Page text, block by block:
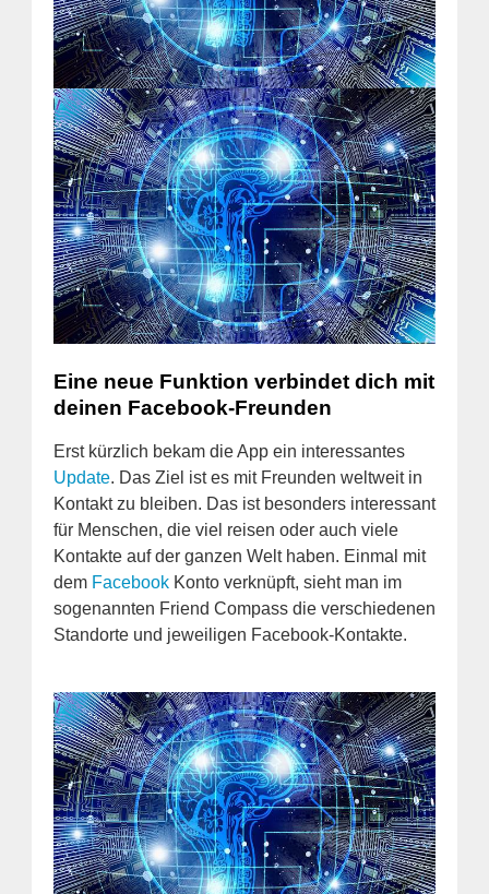
Eine neue Funktion verbindet dich mit
deinen Facebook-Freunden
Erst kürzlich bekam die App ein interessantes
Update. Das Ziel ist es mit Freunden weltweit in
Kontakt zu bleiben. Das ist besonders interessant
für Menschen, die viel reisen oder auch viele
Kontakte auf der ganzen Welt haben. Einmal mit
dem Facebook Konto verknüpft, sieht man im
sogenannten Friend Compass die verschiedenen
Standorte und jeweiligen Facebook-Kontakte.